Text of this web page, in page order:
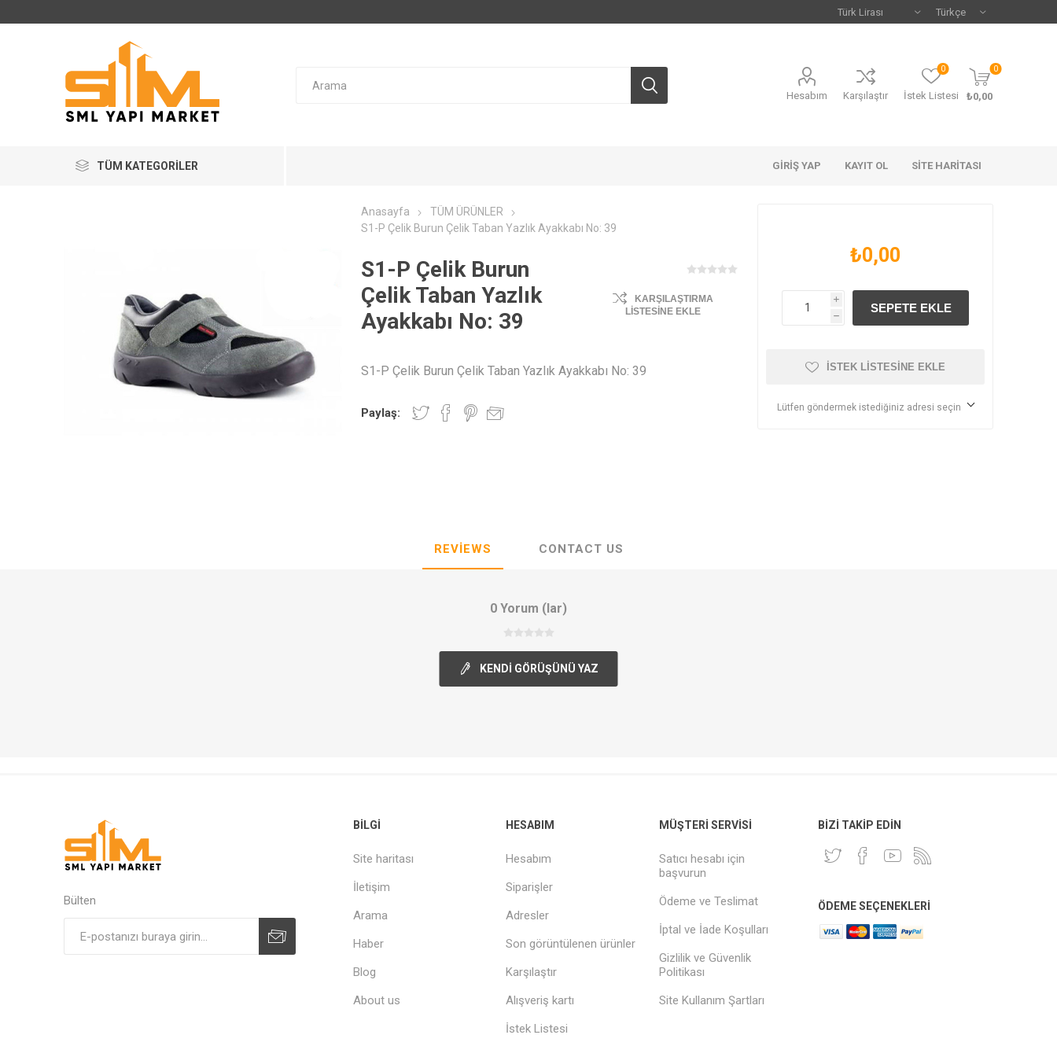
Hesabım Karşılaştır İstek Listesi
0 0
₺0,00
TÜM KATEGORILER GIRIŞ YAP KAYIT OL SITE HARITASI
Anasayfa
TÜM ÜRÜNLER
S1-P Çelik Burun Çelik Taban Yazlık Ayakkabı No: 39
S1-P Çelik Burun
Çelik Taban Yazlık
Ayakkabı No: 39
KARŞILAŞTIRMA
LISTESINE EKLE
S1-P Çelik Burun Çelik Taban Yazlık Ayakkabı No: 39
Paylaş:
₺0,00
i
h
İSTEK LISTESINE EKLE
Lütfen göndermek istediğiniz adresi seçin
REVIEWS CONTACT US
0 Yorum (lar)
KENDI GÖRÜŞÜNÜ YAZ
Bülten
BILGI
Site haritası
İletişim
Arama
Haber
Blog
About us
HESABIM
Hesabım
Siparişler
Adresler
Son görüntülenen ürünler
Karşılaştır
Alışveriş kartı
İstek Listesi
MÜŞTERI SERVISI
Satıcı hesabı için
başvurun
Ödeme ve Teslimat
İptal ve İade Koşulları
Gizlilik ve Güvenlik
Politikası
Site Kullanım Şartları
BIZI TAKIP EDIN
ÖDEME SEÇENEKLERI